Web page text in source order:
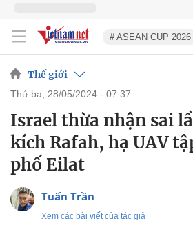
# ASEAN CUP 2026
Thế giới
thứ ba, 28/05/2024 - 07:37
Israel thừa nhận sai
kích Rafah, hạ UAV
phố Eilat
Tuấn Trần
Xem các bài viết của tác giả